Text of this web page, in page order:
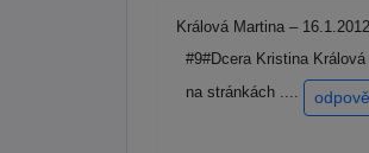
Králová Martina –
#9#Dcera Kristina
na stránkách ....